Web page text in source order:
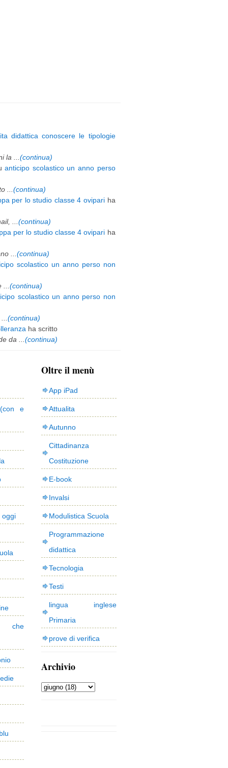
didattica conoscere le tipologie
la ... (continua)
anticipo scolastico un anno perso
... (continua)
per lo studio classe 4 ovipariha
... (continua)
per lo studio classe 4 ovipari ha
... (continua)
scolastico un anno perso non
(continua)
scolastico un anno perso non
(continua)
ha scritto
da ... (continua)
e
oggi
che
Oltre il menù
App iPad
Attualita
Autunno
Cittadinanza
Costituzione
E-book
Invalsi
Modulistica Scuola
Programmazione
didattica
Tecnologia
Testi
lingua inglese
Primaria
prove di verifica
Archivio